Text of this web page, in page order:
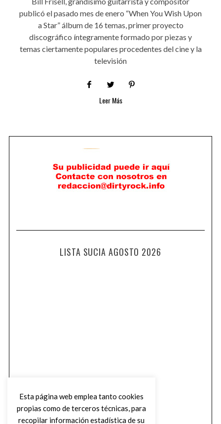
publicó el pasado mes de enero “When You Wish Upon
a Star” álbum de 16 temas, primer proyecto
discográfico íntegramente formado por piezas y
temas ciertamente populares procedentes del cine y la
televisión
Leer Más
LISTA SUCIA AGOSTO 2026
Esta página web emplea tanto cookies
propias como de terceros técnicas, para
recopilar información estadística de su